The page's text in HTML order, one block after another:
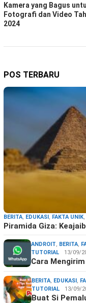
Kamera yang Bagus
Fotografi dan Video
2024
POS TERBARU
BERITA EDUKASI FAKTA UNIK
Piramida Giza:
ANDROIT BERITA
TUTORIAL
13/09/
Cara
BERITA EDUKASI
TUTORIAL
13/09/
Buat Si